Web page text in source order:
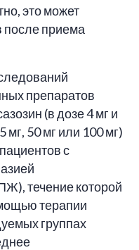
это может
после приема
препаратов
(в дозе 4 мг и
мг, 50 мг или 100 мг)
с
течение которой
терапии
группах